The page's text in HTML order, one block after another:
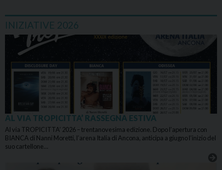
INIZIATIVE 2026
AL VIA TROPICITTA’ RASSEGNA ESTIVA
Al via TROPICITTA’ 2026 – trentanovesima edizione. Dopo l’apertura con
BIANCA di Nanni Moretti, l’arena Italia di Ancona, anticipa a giugno l’inizio del
suo cartellone…